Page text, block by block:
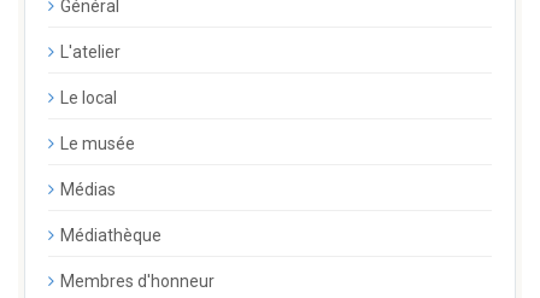
Général
L'atelier
Le local
Le musée
Médias
Médiathèque
Membres d'honneur